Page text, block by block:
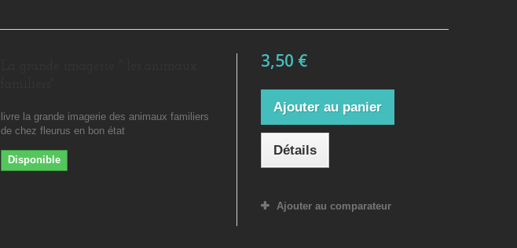
livre la grande imagerie des animaux familiers
de chez fleurus en bon état
Disponible
3,50 €
Ajouter au panier
Détails
Ajouter au comparateur